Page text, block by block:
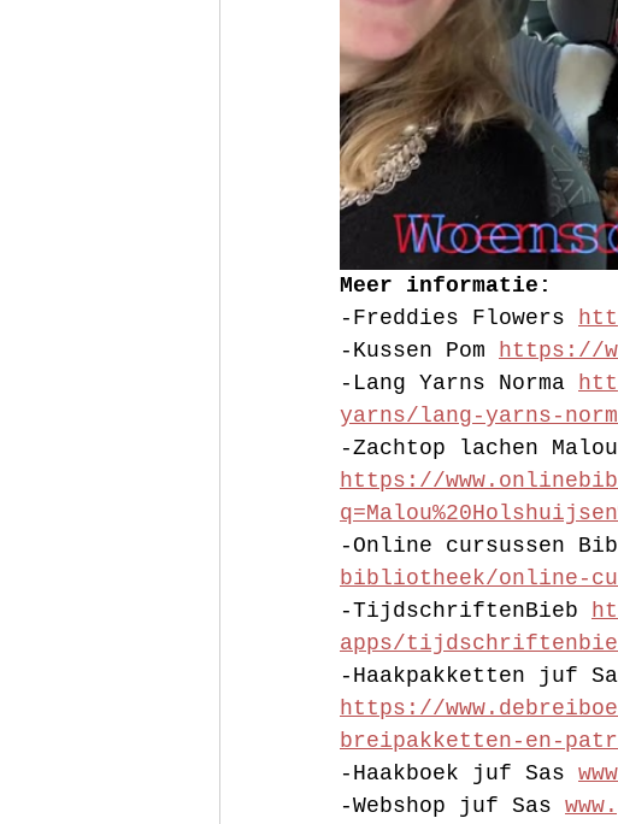
Meer informatie:
-Freddies Flowers
-Kussen Pom https://
-Lang Yarns Norma
yarns/lang-yarns-
-Zachtop lachen
https://
-Online cursussen
bibliotheek/online-
-TijdschriftenBieb
apps/
-Haakpakketten juf
https://
breipakketten-en-
-Haakboek juf Sas
-Webshop juf Sas